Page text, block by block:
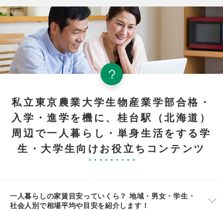
私立東京農業大学生物産業学部合格・
入学・進学を機に、桂台駅（北海道）
周辺で一人暮らし・単身生活をする学
生・大学生向けお役立ちコンテンツ
一人暮らしの家賃目安っていくら？ 地域・男女・学生・
社会人別で相場平均や目安を紹介します！